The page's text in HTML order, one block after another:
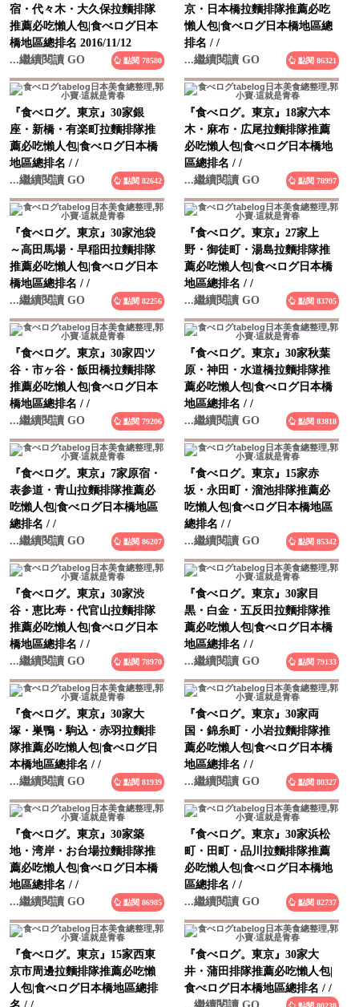
推薦必吃懶人包|食べログ日本
橋地區總排名 2016/11/12
...繼續閱讀 GO
點閱 78580
懶人包|食べログ日本橋地區總
排名 / /
...繼續閱讀 GO
『食べログ。東京』30家銀
座・新橋・有楽町拉麵排隊推
薦必吃懶人包|食べログ日本橋
地區總排名 / /
...繼續閱讀 GO
『食べログ。東京』18家六本
木・麻布・広尾拉麵排隊推薦
必吃懶人包|食べログ日本橋地
區總排名 / /
...繼續閱讀 GO
『食べログ。東京』30家池袋
～高田馬場・早稲田拉麵排隊
推薦必吃懶人包|食べログ日本
橋地區總排名 / /
...繼續閱讀 GO
『食べログ。東京』27家上
野・御徒町・湯島拉麵排隊推
薦必吃懶人包|食べログ日本橋
地區總排名 / /
...繼續閱讀 GO
『食べログ。東京』30家四ツ
谷・市ヶ谷・飯田橋拉麵排隊
推薦必吃懶人包|食べログ日本
橋地區總排名 / /
...繼續閱讀 GO
『食べログ。東京』30家秋葉
原・神田・水道橋拉麵排隊推
薦必吃懶人包|食べログ日本橋
地區總排名 / /
...繼續閱讀 GO
『食べログ。東京』7家原宿・
表参道・青山拉麵排隊推薦必
吃懶人包|食べログ日本橋地區
總排名 / /
...繼續閱讀 GO
『食べログ。東京』15家赤
坂・永田町・溜池排隊推薦必
吃懶人包|食べログ日本橋地區
總排名 / /
...繼續閱讀 GO
『食べログ。東京』30家渋
谷・恵比寿・代官山拉麵排隊
推薦必吃懶人包|食べログ日本
橋地區總排名 / /
...繼續閱讀 GO
『食べログ。東京』30家目
黒・白金・五反田拉麵排隊推
薦必吃懶人包|食べログ日本橋
地區總排名 / /
...繼續閱讀 GO
『食べログ。東京』30家大
塚・巣鴨・駒込・赤羽拉麵排
隊推薦必吃懶人包|食べログ日
本橋地區總排名 / /
...繼續閱讀 GO
『食べログ。東京』30家両
国・錦糸町・小岩拉麵排隊推
薦必吃懶人包|食べログ日本橋
地區總排名 / /
...繼續閱讀 GO
『食べログ。東京』30家築
地・湾岸・お台場拉麵排隊推
薦必吃懶人包|食べログ日本橋
地區總排名 / /
...繼續閱讀 GO
『食べログ。東京』30家浜松
町・田町・品川拉麵排隊推薦
必吃懶人包|食べログ日本橋地
區總排名 / /
...繼續閱讀 GO
『食べログ。東京』15家西東
京市周邊拉麵排隊推薦必吃懶
人包|食べログ日本橋地區總排
名 / /
『食べログ。東京』30家大
井・蒲田排隊推薦必吃懶人包|
食べログ日本橋地區總排名 / /
...繼續閱讀 GO
點閱 80238